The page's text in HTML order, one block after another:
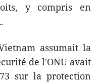
y compris en
assumait la
de l'ONU avait
sur la protection